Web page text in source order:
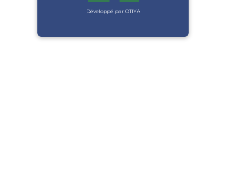
Développé par OTIYA